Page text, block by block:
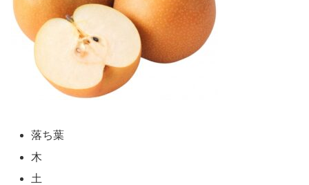
落ち葉
木
土